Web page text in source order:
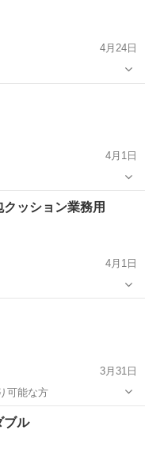
4月24日
4月1日
IKEA
ッション業務用
4月1日
3月31日
可能な方
ブル